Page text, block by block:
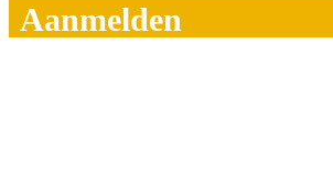
Aanmelden